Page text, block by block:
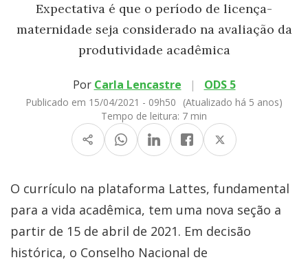
Expectativa é que o período de licença-
maternidade seja considerado na avaliação da
produtividade acadêmica
Por Carla Lencastre | ODS 5
Publicado em 15/04/2021 - 09h50
(Atualizado há 5 anos)
Tempo de leitura: 7 min
O currículo na plataforma Lattes, fundamental
para a vida acadêmica, tem uma nova seção a
partir de 15 de abril de 2021. Em decisão
histórica, o Conselho Nacional de